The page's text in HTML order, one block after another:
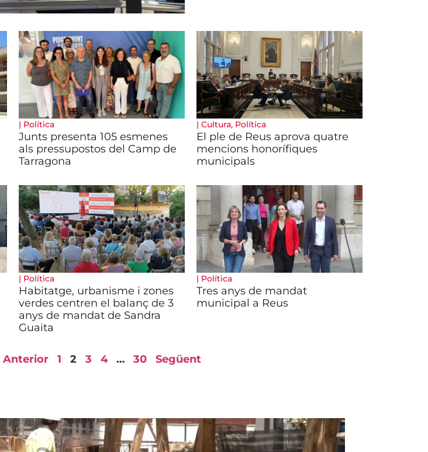
| Política
Junts presenta 105 esmenes
als pressupostos del Camp de
Tarragona
| Cultura, Política
El ple de Reus aprova quatre
mencions honorífiques
municipals
| Política
Habitatge, urbanisme i zones
verdes centren el balanç de 3
anys de mandat de Sandra
Guaita
| Política
Tres anys de mandat
municipal a Reus
Anterior 1 2 3 4 … 30 Següent